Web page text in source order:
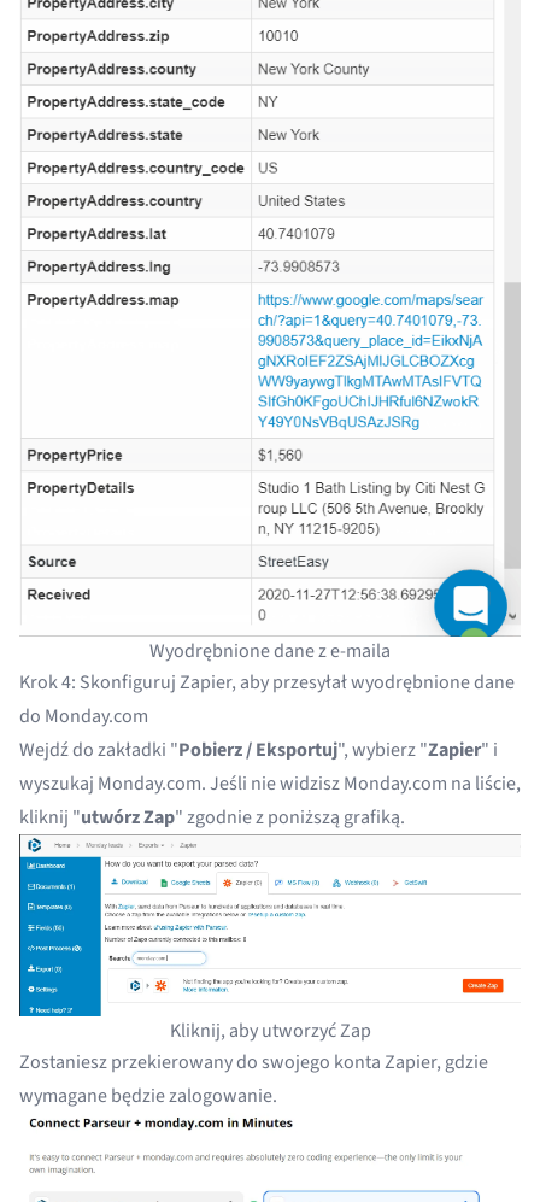
Wyodrębnione dane z e-maila
Krok 4: Skonfiguruj Zapier, aby przesyłał wyodrębnione dane
do Monday.com
Wejdź do zakładki "Pobierz / Eksportuj", wybierz "Zapier" i
wyszukaj Monday.com. Jeśli nie widzisz Monday.com na liście,
kliknij "utwórz Zap" zgodnie z poniższą grafiką.
Kliknij, aby utworzyć Zap
Zostaniesz przekierowany do swojego konta Zapier, gdzie
wymagane będzie zalogowanie.